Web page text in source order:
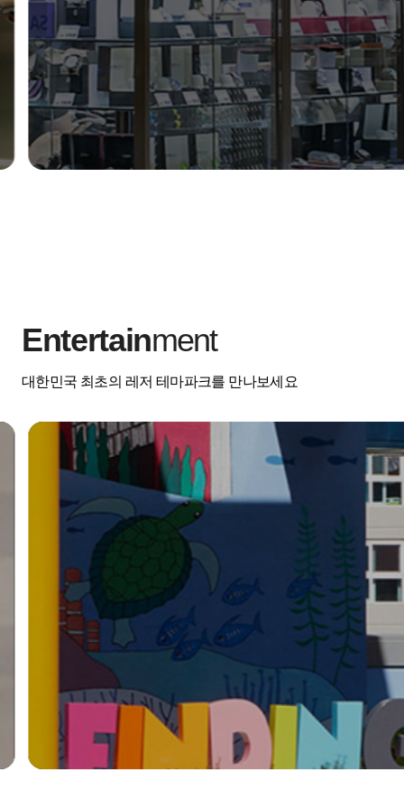
Entertainment
대한민국 최초의 레저 테마파크를 만나보세요